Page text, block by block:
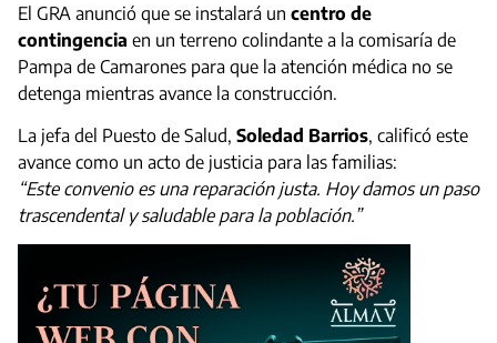
El GRA anunció que se instalará un centro de
contingencia en un terreno colindante a la comisaría de
Pampa de Camarones para que la atención médica no se
detenga mientras avance la construcción.
La jefa del Puesto de Salud, Soledad Barrios, calificó este
avance como un acto de justicia para las familias:
“Este convenio es una reparación justa. Hoy damos un paso
trascendental y saludable para la población.”